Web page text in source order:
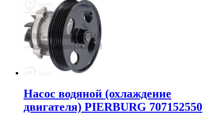
Насос водяной (охлаждение
двигателя) PIERBURG 707152550